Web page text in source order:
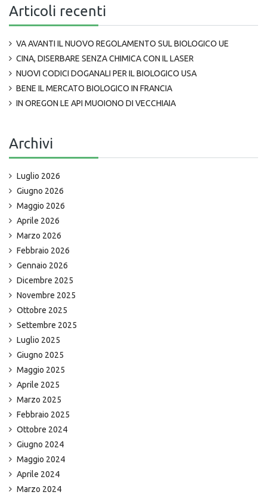
Articoli recenti
VA AVANTI IL NUOVO REGOLAMENTO SUL BIOLOGICO UE
CINA, DISERBARE SENZA CHIMICA CON IL LASER
NUOVI CODICI DOGANALI PER IL BIOLOGICO USA
BENE IL MERCATO BIOLOGICO IN FRANCIA
IN OREGON LE API MUOIONO DI VECCHIAIA
Archivi
Luglio 2026
Giugno 2026
Maggio 2026
Aprile 2026
Marzo 2026
Febbraio 2026
Gennaio 2026
Dicembre 2025
Novembre 2025
Ottobre 2025
Settembre 2025
Luglio 2025
Giugno 2025
Maggio 2025
Aprile 2025
Marzo 2025
Febbraio 2025
Ottobre 2024
Giugno 2024
Maggio 2024
Aprile 2024
Marzo 2024